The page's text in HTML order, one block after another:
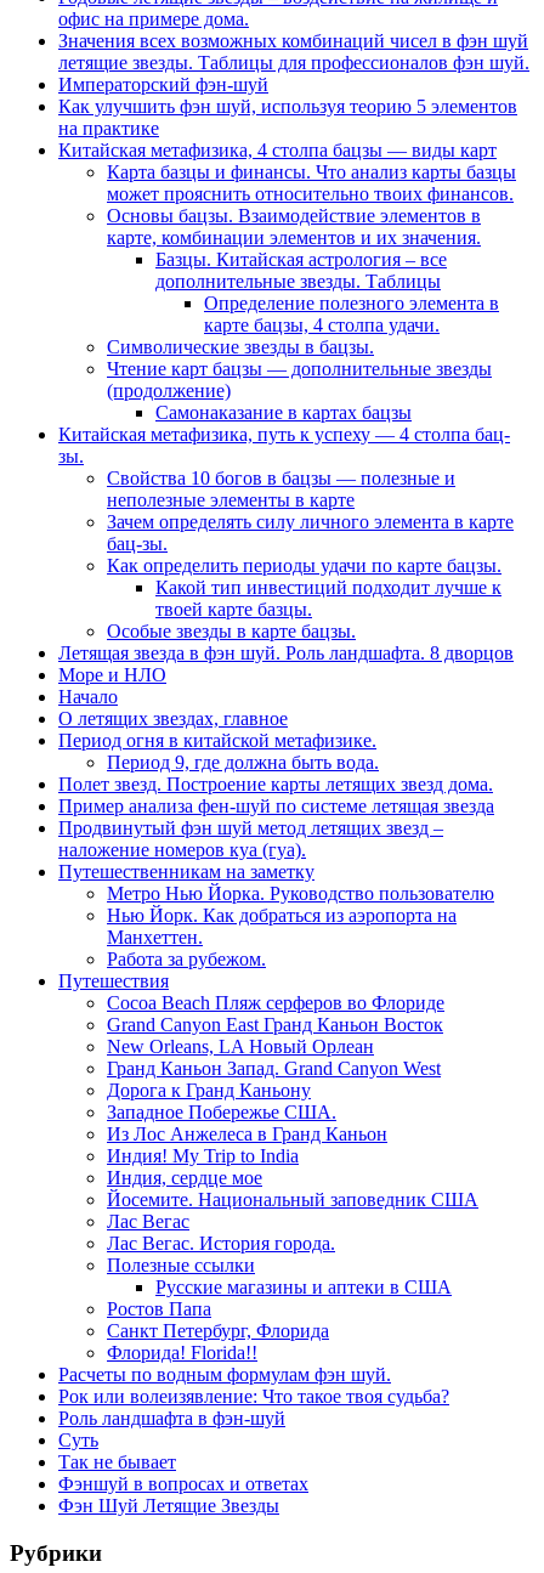
офис на примере дома.
Значения всех возможных комбинаций чисел в фэн шуй
летящие звезды. Таблицы для профессионалов фэн шуй.
Императорский фэн-шуй
Как улучшить фэн шуй, используя теорию 5 элементов
на практике
Китайская метафизика, 4 столпа бацзы — виды карт
Карта базцы и финансы. Что анализ карты базцы
может прояснить относительно твоих финансов.
Основы бацзы. Взаимодействие элементов в
карте, комбинации элементов и их значения.
Базцы. Китайская астрология – все
дополнительные звезды. Таблицы
Определение полезного элемента в
карте бацзы, 4 столпа удачи.
Символические звезды в бацзы.
Чтение карт бацзы — дополнительные звезды
(продолжение)
Самонаказание в картах бацзы
Китайская метафизика, путь к успеху — 4 столпа бац-
зы.
Свойства 10 богов в бацзы — полезные и
неполезные элементы в карте
Зачем определять силу личного элемента в карте
бац-зы.
Как определить периоды удачи по карте бацзы.
Какой тип инвестиций подходит лучше к
твоей карте базцы.
Особые звезды в карте бацзы.
Летящая звезда в фэн шуй. Роль ландшафта. 8 дворцов
Море и НЛО
Начало
О летящих звездах, главное
Период огня в китайской метафизике.
Период 9, где должна быть вода.
Полет звезд. Построение карты летящих звезд дома.
Пример анализа фен-шуй по системе летящая звезда
Продвинутый фэн шуй метод летящих звезд –
наложение номеров куа (гуа).
Путешественникам на заметку
Метро Нью Йорка. Руководство пользователю
Нью Йорк. Как добраться из аэропорта на
Манхеттен.
Работа за рубежом.
Путешествия
Cocoa Beach Пляж серферов во Флориде
Grand Canyon East Гранд Каньон Восток
New Orleans, LA Новый Орлеан
Гранд Каньон Запад. Grand Canyon West
Дорога к Гранд Каньону
Западное Побережье США.
Из Лос Анжелеса в Гранд Каньон
Индия! My Trip to India
Индия, сердце мое
Йосемите. Национальный заповедник США
Лас Вегас
Лас Вегас. История города.
Полезные ссылки
Русские магазины и аптеки в США
Ростов Папа
Санкт Петербург, Флорида
Флорида! Florida!!
Расчеты по водным формулам фэн шуй.
Рок или волеизявление: Что такое твоя судьба?
Роль ландшафта в фэн-шуй
Суть
Так не бывает
Фэншуй в вопросах и ответах
Фэн Шуй Летящие Звезды
Рубрики